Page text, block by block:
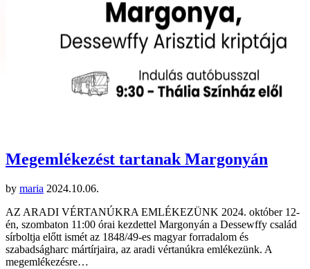
Megemlékezést tartanak Margonyán
by maria 2024.10.06.
AZ ARADI VÉRTANÚKRA EMLÉKEZÜNK 2024. október 12-
én, szombaton 11:00 órai kezdettel Margonyán a Dessewffy család
sírboltja előtt ismét az 1848/49-es magyar forradalom és
szabadságharc mártírjaira, az aradi vértanúkra emlékezünk. A
megemlékezésre…